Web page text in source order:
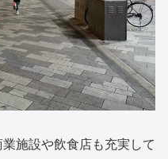
施設や飲食店も充実して